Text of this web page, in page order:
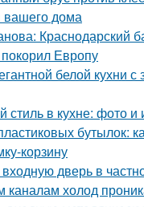
вашего дома
Краснодарский
Европу
белой кухни с
стиль в кухне: фото и
бутылок:
корзину
входную дверь в
каналам холод